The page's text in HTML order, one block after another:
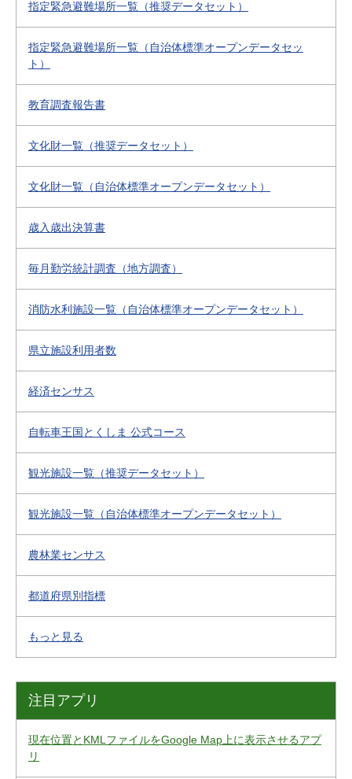
指定緊急避難場所一覧（推奨データセット）
指定緊急避難場所一覧（自治体標準オープンデータセッ
ト）
教育調査報告書
文化財一覧（推奨データセット）
文化財一覧（自治体標準オープンデータセット）
歳入歳出決算書
毎月勤労統計調査（地方調査）
消防水利施設一覧（自治体標準オープンデータセット）
県立施設利用者数
経済センサス
自転車王国とくしま 公式コース
観光施設一覧（推奨データセット）
観光施設一覧（自治体標準オープンデータセット）
農林業センサス
都道府県別指標
もっと見る
注目アプリ
現在位置とKMLファイルをGoogle Map上に表示させるアプ
リ